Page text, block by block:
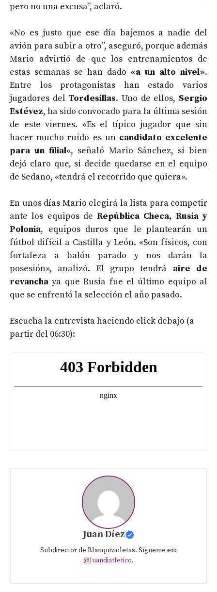
pero no una excusa”, aclaró.
«No es justo que ese día bajemos a nadie del
avión para subir a otro”, aseguró, porque además
Mario advirtió de que los entrenamientos de
estas semanas se han dado «a un alto nivel».
Entre los protagonistas han estado varios
jugadores del Tordesillas. Uno de ellos, Sergio
Estévez, ha sido convocado para la última sesión
de este viernes. «Es el típico jugador que sin
hacer mucho ruido es un candidato excelente
para un filial«, señaló Mario Sánchez, si bien
dejó claro que, si decide quedarse en el equipo
de Sedano, «tendrá el recorrido que quiera».
En unos días Mario elegirá la lista para competir
ante los equipos de República Checa, Rusia y
Polonia, equipos duros que le plantearán un
fútbol difícil a Castilla y León. «Son físicos, con
fortaleza a balón parado y nos darán la
posesión», analizó. El grupo tendrá aire de
revancha ya que Rusia fue el último equipo al
que se enfrentó la selección el año pasado.
Escucha la entrevista haciendo click debajo (a
partir del 06:30):
Juan Díez
Subdirector de Blanquivioletas. Sígueme en:
@Juandiatletico.